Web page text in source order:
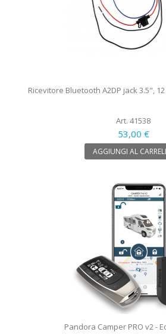
Ricevitore Bluetooth A2DP jack 3.5",
Art. 41538
53,00 €
AGGIUNGI AL
Pandora Camper PRO v2 -